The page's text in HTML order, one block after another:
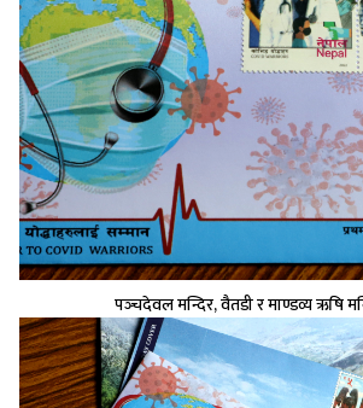
पञ्‍चदेवल मन्दिर, वैतडी र माण्डव्य ऋषि